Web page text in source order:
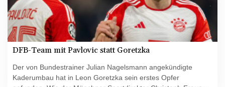
DFB-Team mit Pavlovic statt Goretzka
Der von Bundestrainer Julian Nagelsmann angekündigte
Kaderumbau hat in Leon Goretzka sein erstes Opfer